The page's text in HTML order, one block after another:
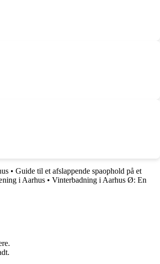
• Guide til et afslappende spaophold på et
i Aarhus • Vinterbadning i Aarhus Ø: En